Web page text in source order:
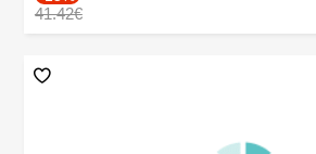
41.42€